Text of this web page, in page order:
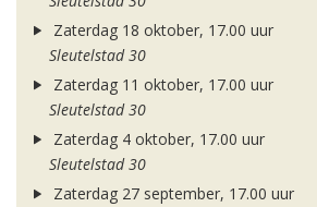
Zaterdag 18 oktober, 17.00 uur
Sleutelstad 30
Zaterdag 11 oktober, 17.00 uur
Sleutelstad 30
Zaterdag 4 oktober, 17.00 uur
Sleutelstad 30
Zaterdag 27 september, 17.00 uur